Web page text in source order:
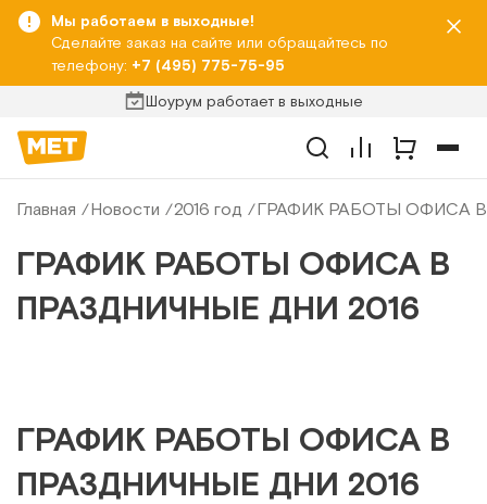
Мы работаем в выходные!
Сделайте заказ на сайте или обращайтесь по
телефону: +7 (495) 775-75-95
Шоурум работает в выходные
Главная Новости 2016 год ГРАФИК РАБОТЫ ОФИСА
ГРАФИК РАБОТЫ ОФИСА В
ПРАЗДНИЧНЫЕ ДНИ 2016
ГРАФИК РАБОТЫ ОФИСА В
ПРАЗДНИЧНЫЕ ДНИ 2016